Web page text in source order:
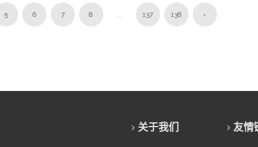
5 6 7 8 ... 137 138 ›
关于我们 友情